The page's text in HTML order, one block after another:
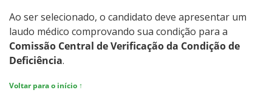
Ao ser selecionado, o candidato deve apresentar um
laudo médico comprovando sua condição para a
Comissão Central de Verificação da Condição de
Deficiência.
Voltar para o início ↑